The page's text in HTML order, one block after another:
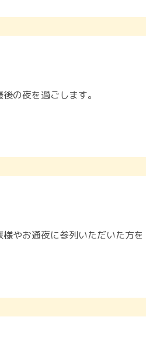
の夜を過ごします。
やお通夜に参列いただいた方を